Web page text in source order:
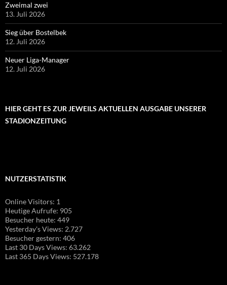
Zweimal zwei
13. Juli 2026
Sieg über Bostelbek
12. Juli 2026
Neuer Liga-Manager
12. Juli 2026
HIER GEHT ES ZUR JEWEILS AKTUELLEN AUSGABE UNSERER
STADIONZEITUNG
NUTZERSTATISTIK
Online Visitors: 1
Heutige Aufrufe: 905
Besucher heute: 449
Yesterday's Views: 2.727
Besucher gestern: 406
Last 30 Days Views: 63.262
Last 365 Days Views: 527.178